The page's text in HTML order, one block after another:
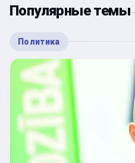
Популярные темы
Политика